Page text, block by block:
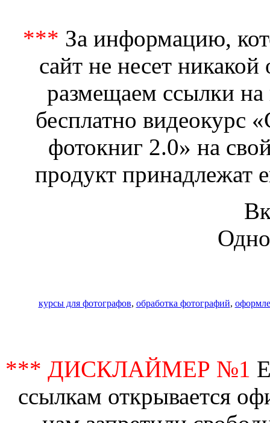
*** За информацию,
сайт не несет
размещаем ссылки на
бесплатно видеокурс
фотокниг 2.0» на
продукт принадлежат
курсы для фотографов, обработка фотографий,
*** ДИСКЛАЙМЕР №1
ссылкам открывается